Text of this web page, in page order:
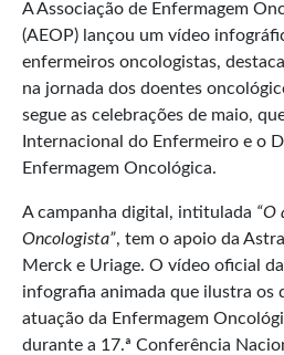
A Associação de Enfermagem
(AEOP) lançou um vídeo
enfermeiros oncologistas,
na jornada dos doentes
segue as celebrações de maio,
Internacional do Enfermeiro e o
Enfermagem Oncológica.
A campanha digital, intitulada “O
Oncologista”, tem o apoio da
Merck e Uriage. O vídeo oficial
infografia animada que ilustra os
atuação da Enfermagem
durante a 17.ª Conferência